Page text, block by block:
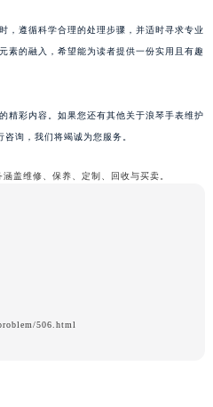
，遵循科学合理的处理步骤，并适时寻求专业
素的融入，希望能为读者提供一份实用且有趣
精彩内容。如果您还有其他关于浪琴手表维护
询，我们将竭诚为您服务。
506.html